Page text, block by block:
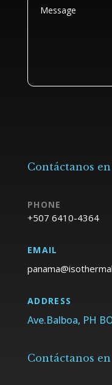
Contáctanos
EMAIL
ADDRESS
Ave.Balboa, PH
Contáctanos